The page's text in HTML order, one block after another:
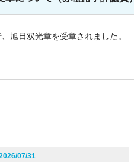
旭日双光章を受章されました。
07/31